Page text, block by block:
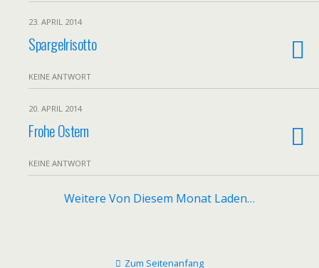
23. APRIL 2014
Spargelrisotto
KEINE ANTWORT
20. APRIL 2014
Frohe Ostern
KEINE ANTWORT
Weitere Von Diesem Monat Laden…
Zum Seitenanfang